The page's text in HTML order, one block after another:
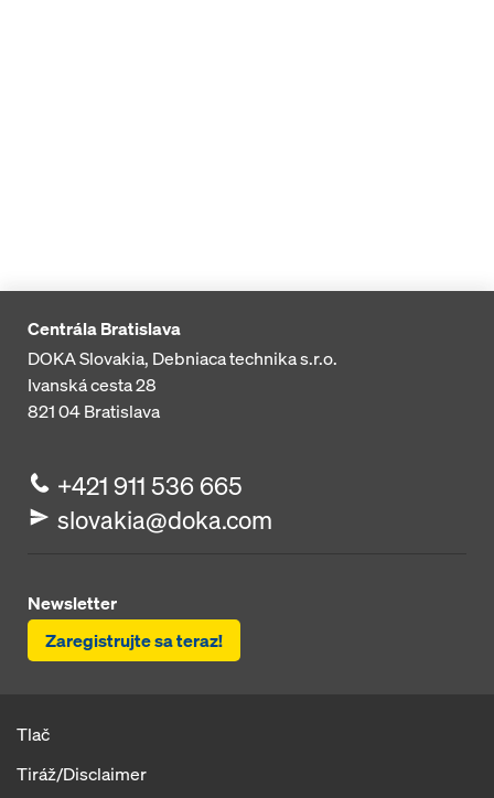
Centrála Bratislava
DOKA Slovakia, Debniaca technika s.r.o.
Ivanská cesta 28
821 04Bratislava
+421 911 536 665
slovakia@doka.com
Newsletter
Zaregistrujte sa teraz!
Tlač
Tiráž/Disclaimer